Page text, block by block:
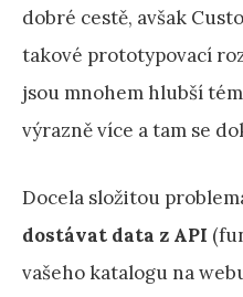
dobré cestě, avšak
takové prototypovací
jsou mnohem hlubší
výrazně více a tam se
Docela složitou
dostávat data z API
vašeho katalogu na